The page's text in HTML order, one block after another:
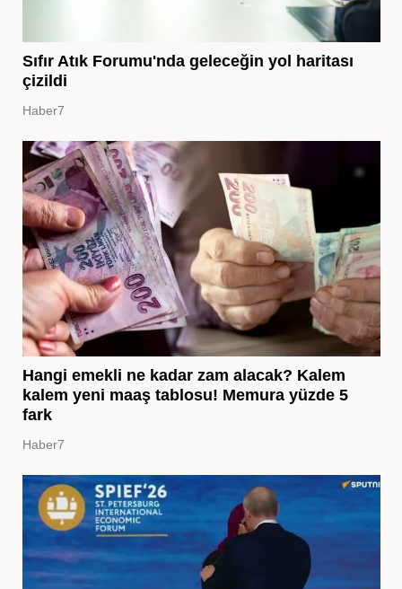
Sıfır Atık Forumu'nda geleceğin yol haritası
çizildi
Haber7
Hangi emekli ne kadar zam alacak? Kalem
kalem yeni maaş tablosu! Memura yüzde 5
fark
Haber7